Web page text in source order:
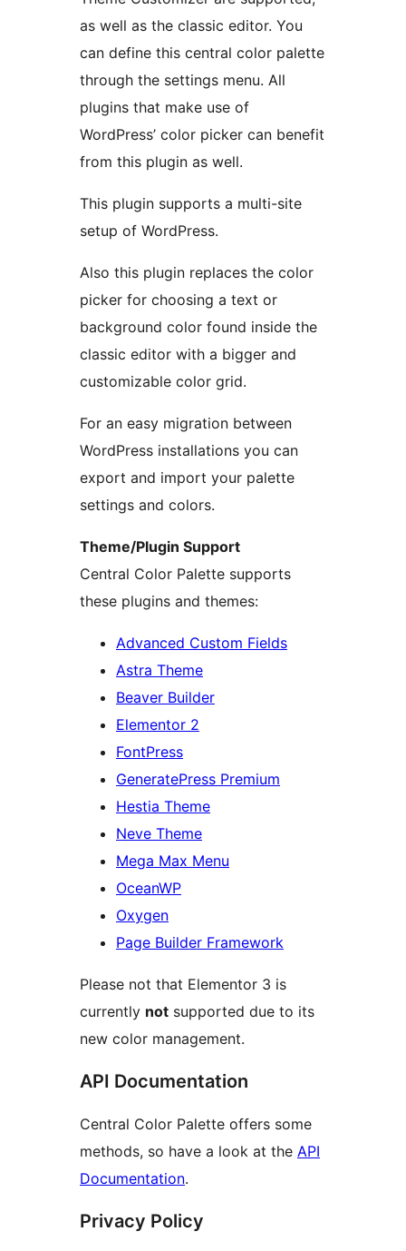
as well as the classic editor. You
can define this central color palette
through the settings menu. All
plugins that make use of
WordPress’ color picker can benefit
from this plugin as well.
This plugin supports a multi-site
setup of WordPress.
Also this plugin replaces the color
picker for choosing a text or
background color found inside the
classic editor with a bigger and
customizable color grid.
For an easy migration between
WordPress installations you can
export and import your palette
settings and colors.
Theme/Plugin Support
Central Color Palette supports
these plugins and themes:
Advanced Custom Fields
Astra Theme
Beaver Builder
Elementor 2
FontPress
GeneratePress Premium
Hestia Theme
Neve Theme
Mega Max Menu
OceanWP
Oxygen
Page Builder Framework
Please not that Elementor 3 is
currently not supported due to its
new color management.
API Documentation
Central Color Palette offers some
methods, so have a look at the API
Documentation.
Privacy Policy